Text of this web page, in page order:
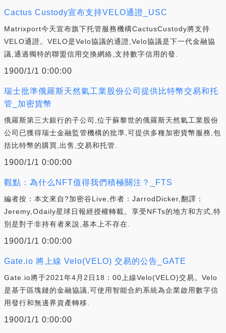
Cactus Custody宣布支持VELO通證_USC
Matrixport今天宣布旗下托管服務機構CactusCustody將支持
VELO通證。VELO是Velo協議的通證,Velo協議是下一代金融協
議,通過獨特的聯盟信用交換網絡,支持數字信用的發.
1900/1/1 0:00:00
瑞士批準俄羅斯天然氣工業股份公司提供比特幣交易和托
管_加密貨幣
俄羅斯第三大銀行的子公司,位于蘇黎世的俄羅斯天然氣工業股份
公司已獲得瑞士金融監管機構的批準,可提供多種加密貨幣服務,包
括比特幣的購買,出售,交易和托管.
1900/1/1 0:00:00
觀點：為什么NFT值得我們積極關注？_FTS
編者按：本文來自?加密谷Live,作者：JarrodDicker,翻譯：
Jeremy,Odaily星球日報經授權轉載。享受NFTs的地方和方式,特
別是對于非持有者來說,基本上不存在.
1900/1/1 0:00:00
Gate.io 將上線 Velo(VELO) 交易的公告_GATE
Gate.io將于2021年4月2日18：00上線Velo(VELO)交易。Velo
是基于區塊鏈的金融協議,可使用智能合約系統為企業啟用數字信
用發行和無邊界資產轉移.
1900/1/1 0:00:00